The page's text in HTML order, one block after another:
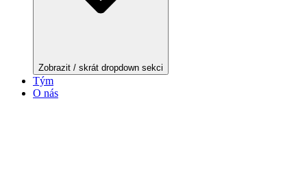
Zobrazit / skrát dropdown sekci
Tým
O nás